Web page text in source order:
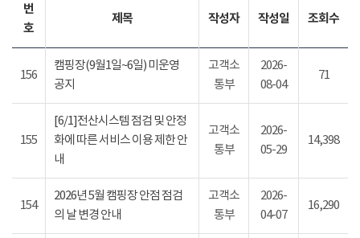
번
호
제목 작성자 작성일 조회수
156
캠핑장(9월1일~6일) 미운영
공지
고객소
통부
2026-
08-04
71
155
[6/1]전산시스템 점검 및 안정
화에 따른 서비스 이용 제한 안
내
고객소
통부
2026-
05-29
14,398
154
2026년 5월 캠핑장 안점 점검
의 날 변경 안내
고객소
통부
2026-
04-07
16,290